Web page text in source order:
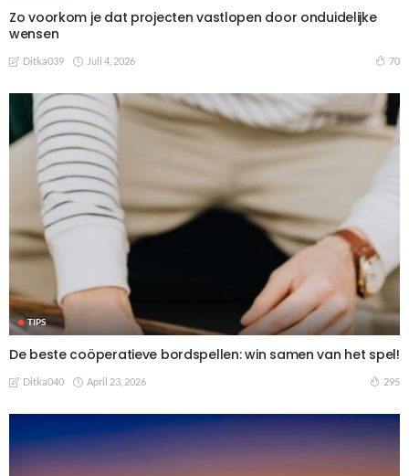
Zo voorkom je dat projecten vastlopen door onduidelijke
wensen
Ditka039 Juli 4, 2026 70
TIPS
De beste coöperatieve bordspellen: win samen van het spel!
Ditka040 April 23, 2026 295